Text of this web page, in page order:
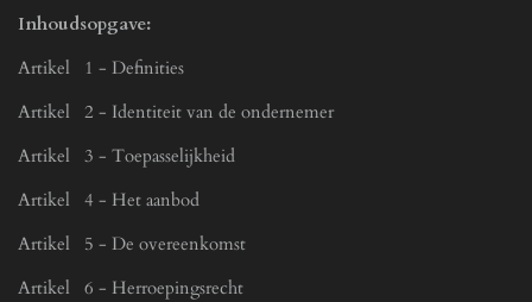
Inhoudsopgave:
Artikel 1 - Definities
Artikel 2 - Identiteit van de ondernemer
Artikel 3 - Toepasselijkheid
Artikel 4 - Het aanbod
Artikel 5 - De overeenkomst
Artikel 6 - Herroepingsrecht